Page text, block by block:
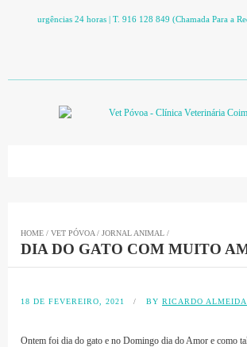
urgências 24 horas | T. 916 128 849 (Chamada Para a
HOME / VET PÓVOA / JORNAL ANIMAL /
DIA DO GATO COM MUITO
18 DE FEVEREIRO, 2021 / BY RICARDO ALMEIDA
Ontem foi dia do gato e no Domingo dia do Amor e como